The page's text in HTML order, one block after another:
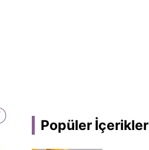
Popüler İçerikler